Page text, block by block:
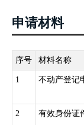
（九）抵押权;（十
产登记机构，负
第七条 不动产登
跨县级行政区域的
构协商办理；协
申请材料
序号 材料名称
1 不动产登记
2 有效身份证